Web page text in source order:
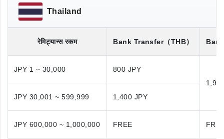
Thailand
रेमिट्यान्स रकम Bank Transfer（THB）
JPY 1 ~ 30,000
800 JPY
JPY 30,001 ~ 599,999
1,400 JPY
JPY 600,000 ~ 1,000,000 FREE